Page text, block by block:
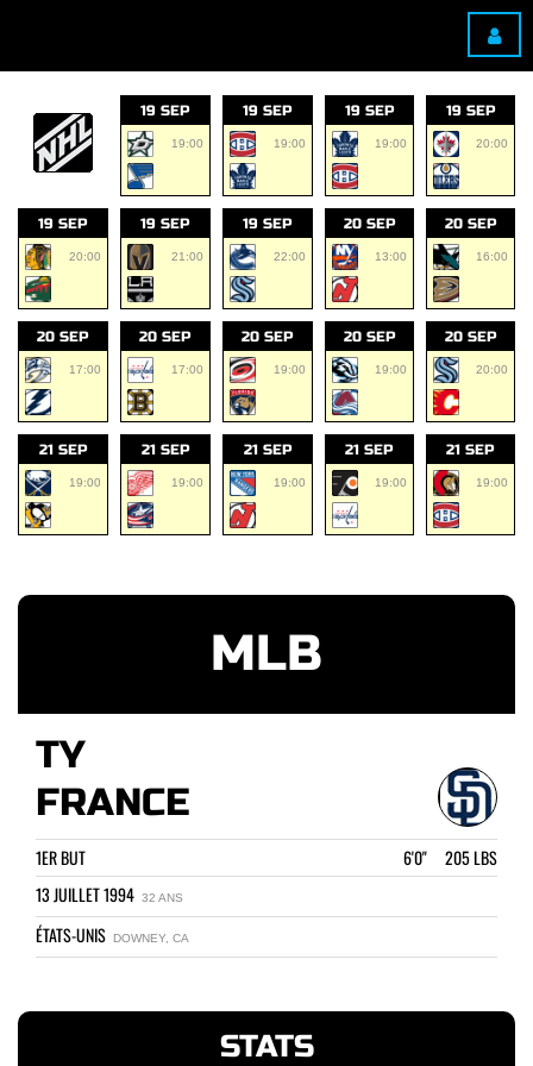
19 SEP
19:00
19 SEP
19:00
19 SEP
19:00
19 SEP
20:00
19 SEP
20:00
19 SEP
21:00
19 SEP
22:00
20 SEP
13:00
20 SEP
16:00
20 SEP
17:00
20 SEP
17:00
20 SEP
19:00
20 SEP
19:00
20 SEP
20:00
21 SEP
19:00
21 SEP
19:00
21 SEP
19:00
21 SEP
19:00
21 SEP
19:00
MLB
TY
FRANCE
1ER BUT
6'0" 205 LBS
13 JUILLET 1994 32 ANS
ÉTATS-UNIS DOWNEY, CA
STATS